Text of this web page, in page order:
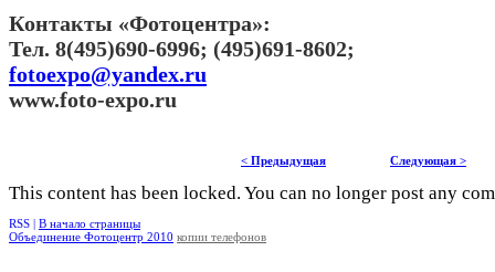
Контакты «Фотоцентра»:
Тел. 8(495)690-6996; (495)691-8602;
fotoexpo@yandex.ru
www.foto-expo.ru
< Предыдущая Следующая >
This content has been locked. You can no longer post any
RSS | В начало страницы
Объединение Фотоцентр 2010 копии телефонов